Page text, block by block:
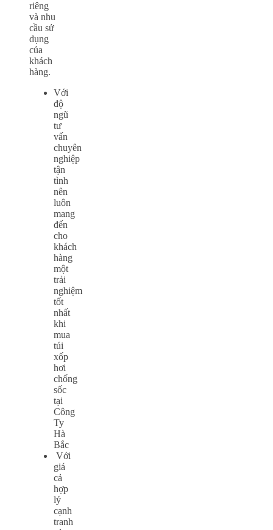
riêng
và nhu
cầu sử
dụng
của
khách
hàng.
Với
độ
ngũ
tư
vấn
chuyên
nghiệp
tận
tình
nên
luôn
mang
đến
cho
khách
hàng
một
trải
nghiệm
tốt
nhất
khi
mua
túi
xốp
hơi
chống
sốc
tại
Công
Ty
Hà
Bắc
Với
giá
cả
hợp
lý
cạnh
tranh